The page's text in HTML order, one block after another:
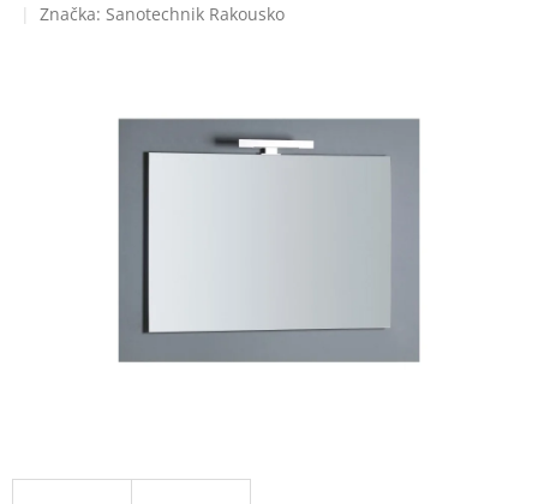
hodnocení
Značka: Sanotechnik Rakousko